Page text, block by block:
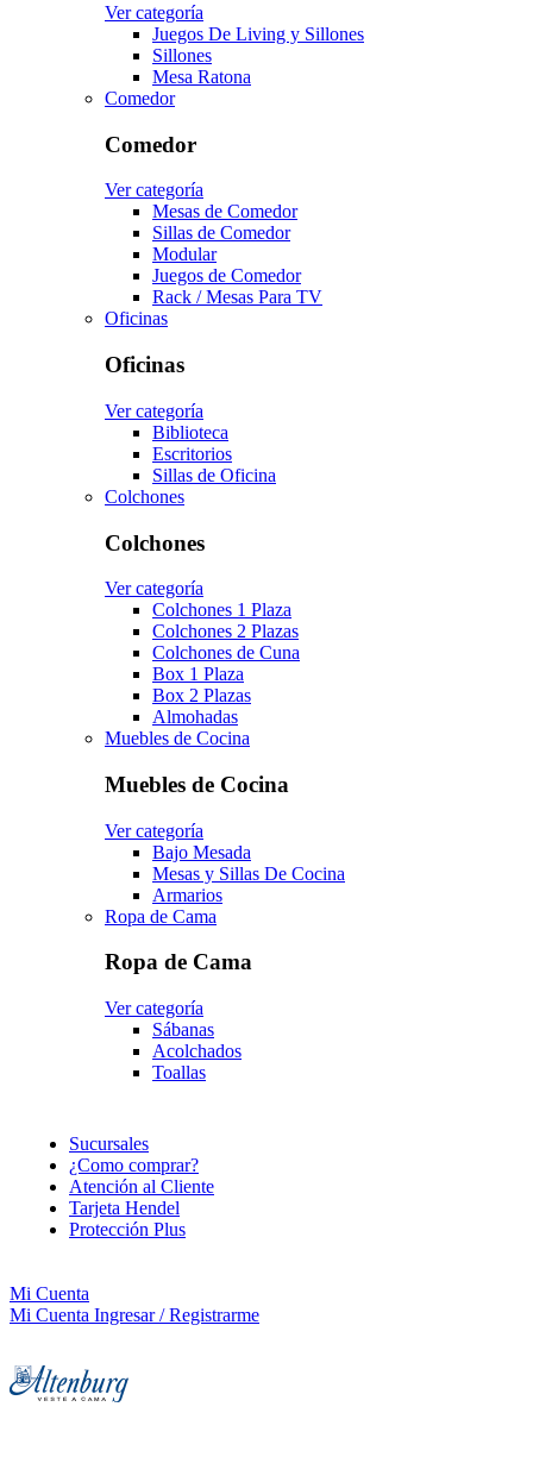
Ver categoría
Juegos De Living y Sillones
Sillones
Mesa Ratona
Comedor
Comedor
Ver categoría
Mesas de Comedor
Sillas de Comedor
Modular
Juegos de Comedor
Rack / Mesas Para TV
Oficinas
Oficinas
Ver categoría
Biblioteca
Escritorios
Sillas de Oficina
Colchones
Colchones
Ver categoría
Colchones 1 Plaza
Colchones 2 Plazas
Colchones de Cuna
Box 1 Plaza
Box 2 Plazas
Almohadas
Muebles de Cocina
Muebles de Cocina
Ver categoría
Bajo Mesada
Mesas y Sillas De Cocina
Armarios
Ropa de Cama
Ropa de Cama
Ver categoría
Sábanas
Acolchados
Toallas
Sucursales
¿Como comprar?
Atención al Cliente
Tarjeta Hendel
Protección Plus
Mi Cuenta
Mi Cuenta Ingresar / Registrarme